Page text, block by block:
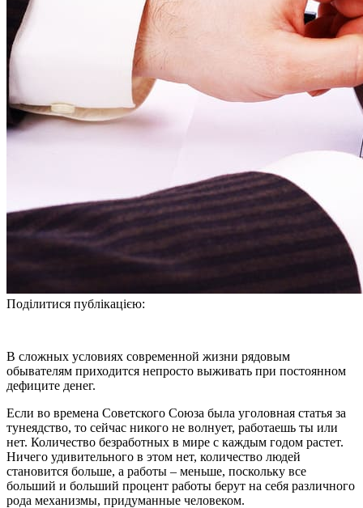
Поділитися публікацією:
В сложных условиях современной жизни рядовым
обывателям приходится непросто выживать при постоянном
дефиците денег.
Если во времена Советского Союза была уголовная статья за
тунеядство, то сейчас никого не волнует, работаешь ты или
нет. Количество безработных в мире с каждым годом растет.
Ничего удивительного в этом нет, количество людей
становится больше, а работы – меньше, поскольку все
больший и больший процент работы берут на себя различного
рода механизмы, придуманные человеком.